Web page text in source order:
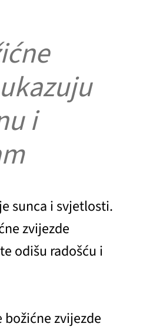
i
sunca i svjetlosti.
zvijezde
odišu radošću i
zvijezde